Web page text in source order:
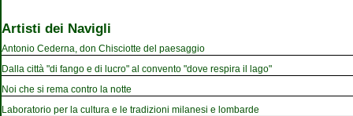
Artisti dei Navigli
Antonio Cederna, don Chisciotte del paesaggio
Dalla città "di fango e di lucro" al convento "dove respira il lago"
Noi che si rema contro la notte
Laboratorio per la cultura e le tradizioni milanesi e lombarde